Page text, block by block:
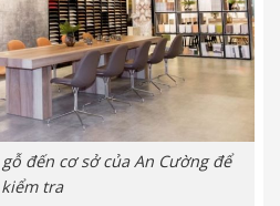
đến cơ sở của An Cường để
kiểm tra